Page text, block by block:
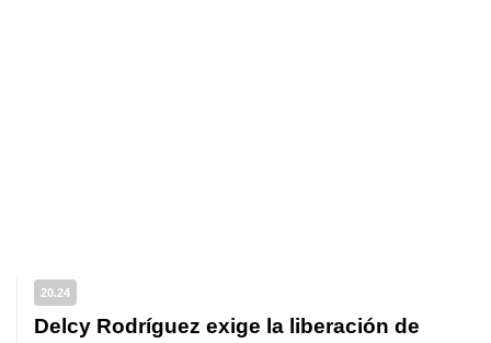
20.24
Delcy Rodríguez exige la liberación de